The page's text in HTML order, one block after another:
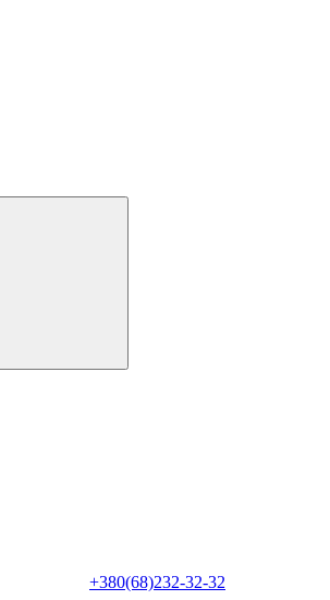
+380(68)232-32-32